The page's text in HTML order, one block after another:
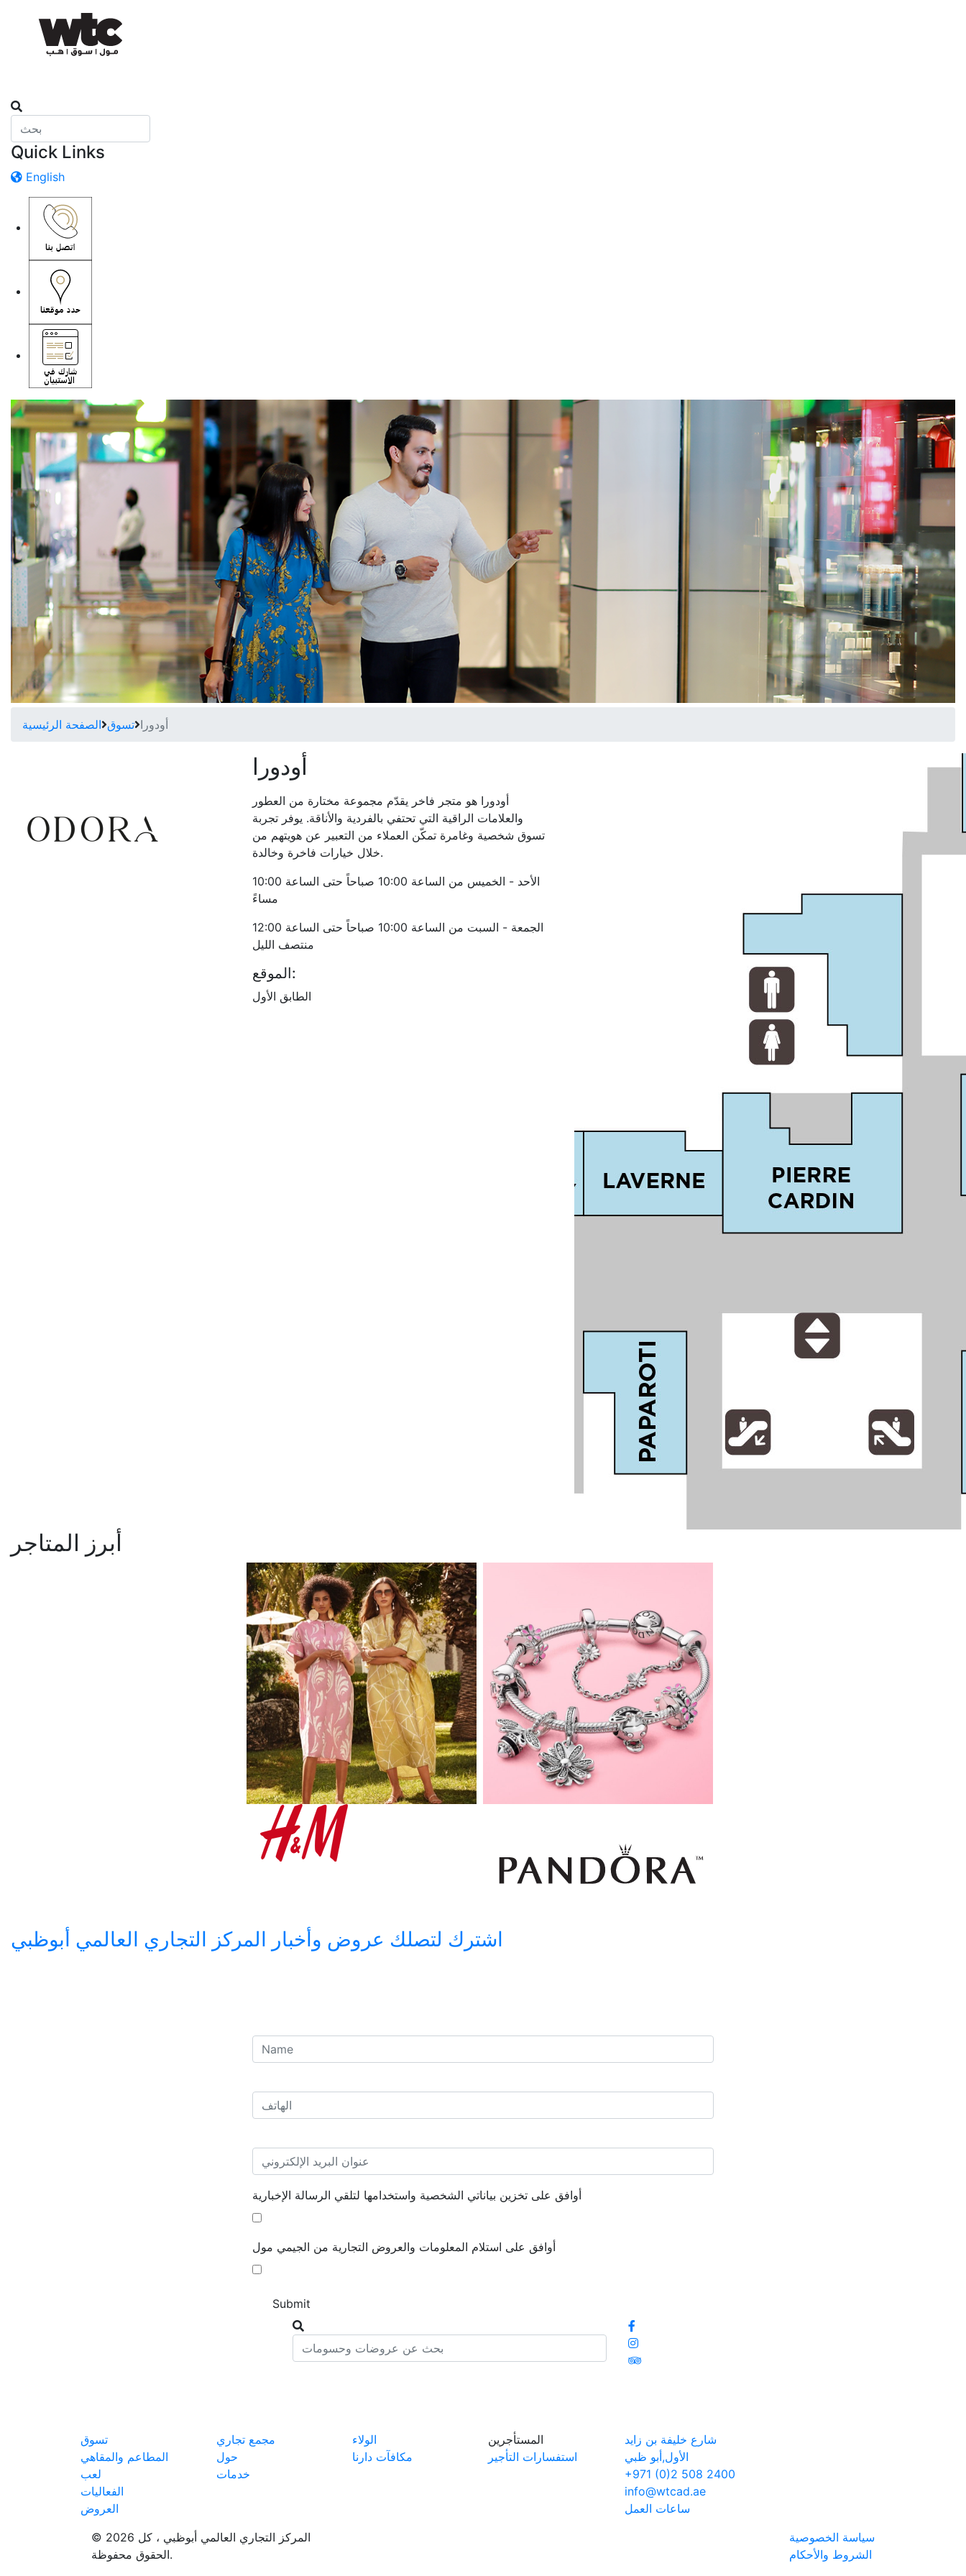
Quick Links
English
الصفحة الرئيسية تسوق أودورا
أودورا
أودورا هو متجر فاخر يقدّم مجموعة مختارة من العطور
والعلامات الراقية التي تحتفي بالفردية والأناقة. يوفر تجربة
تسوق شخصية وغامرة تمكّن العملاء من التعبير عن هويتهم من
خلال خيارات فاخرة وخالدة.
الأحد - الخميس من الساعة 10:00 صباحاً حتى الساعة 10:00
مساءً
الجمعة - السبت من الساعة 10:00 صباحاً حتى الساعة 12:00
منتصف الليل
الموقع:
الطابق الأول
أبرز المتاجر
اشترك لتصلك عروض وأخبار المركز التجاري العالمي أبوظبي
أوافق على تخزين بياناتي الشخصية واستخدامها لتلقي الرسالة الإخبارية
أوافق على استلام المعلومات والعروض التجارية من الجيمي مول
تسوق
المطاعم والمقاهي
لعب
الفعاليات
العروض
مجمع تجاري
حول
خدمات
الولاء
مكافآت دارنا
المستأجرين
استفسارات التأجير
شارع خليفة بن زايد
الأول,أبو ظبي
+971 (0)2 508 2400
info@wtcad.ae
ساعات العمل
© 2026 المركز التجاري العالمي أبوظبي ، كل
الحقوق محفوظة.
سياسة الخصوصية
الشروط والأحكام